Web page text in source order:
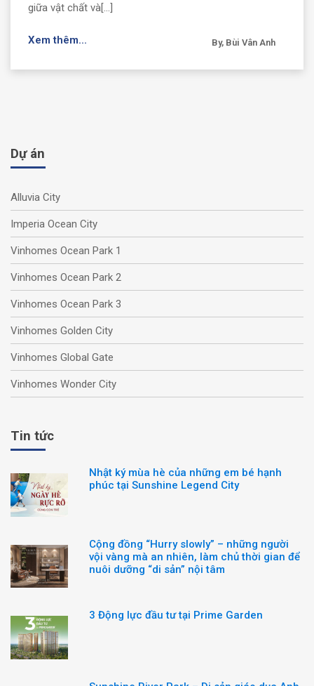
giữa vật chất và[...]
Xem thêm... By, Bùi Vân Anh
Dự án
Alluvia City
Imperia Ocean City
Vinhomes Ocean Park 1
Vinhomes Ocean Park 2
Vinhomes Ocean Park 3
Vinhomes Golden City
Vinhomes Global Gate
Vinhomes Wonder City
Tin tức
Nhật ký mùa hè của những em bé hạnh
phúc tại Sunshine Legend City
Cộng đồng “Hurry slowly” – những người
vội vàng mà an nhiên, làm chủ thời gian để
nuôi dưỡng “di sản” nội tâm
3 Động lực đầu tư tại Prime Garden